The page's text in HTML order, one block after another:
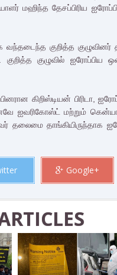
மஹிந்த தேசப்பிரிய
குறித்த குழுவினர்
குறித்த குழுவில்
கிறிஸ்டியன் பிரிடா,
ஐவரிகோஸ்ட் மற்றும்
தலைமை தாங்கியிருந்தாக
Google+